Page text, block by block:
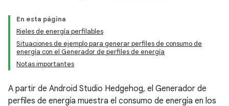
En esta página
Rieles de energía perfilables
Situaciones de ejemplo para generar perfiles de consumo de
energía con el Generador de perfiles de energía
Notas importantes
A partir de Android Studio Hedgehog, el Generador de
perfiles de energía muestra el consumo de energía en los